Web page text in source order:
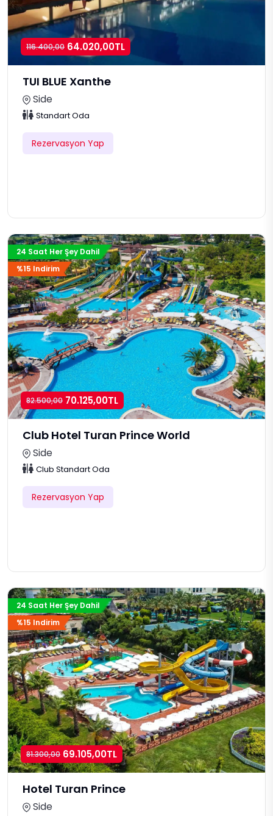
116.400,00 64.020,00TL
TUI BLUE Xanthe
Side
Standart Oda
Rezervasyon Yap
24 Saat Her Şey Dahil
%15 Indirim
82.500,00 70.125,00TL
Club Hotel Turan Prince World
Side
Club Standart Oda
Rezervasyon Yap
24 Saat Her Şey Dahil
%15 Indirim
81.300,00 69.105,00TL
Hotel Turan Prince
Side